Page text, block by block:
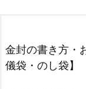
金封の書き方・
儀袋・のし袋】